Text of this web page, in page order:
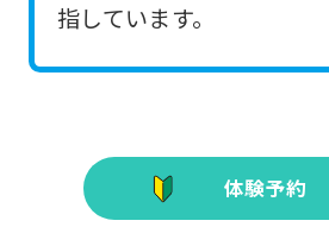
指しています。
体験予約